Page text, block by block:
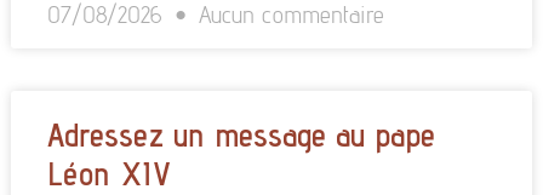
07/08/2026 Aucun commentaire
Adressez un message au pape
Léon XIV